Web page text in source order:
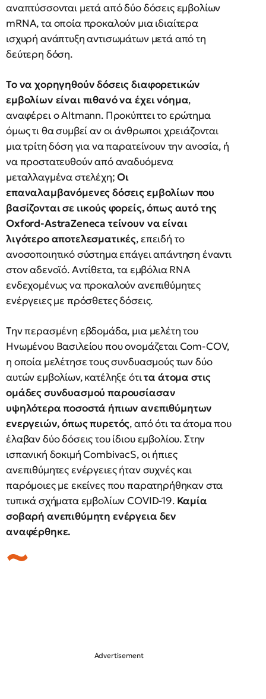
αναπτύσσονται μετά από δύο δόσεις εμβολίων
mRNA, τα οποία προκαλούν μια ιδιαίτερα
ισχυρή ανάπτυξη αντισωμάτων μετά από τη
δεύτερη δόση.
Το να χορηγηθούν δόσεις διαφορετικών
εμβολίων είναι πιθανό να έχει νόημα,
αναφέρει ο Altmann. Προκύπτει το ερώτημα
όμως τι θα συμβεί αν οι άνθρωποι χρειάζονται
μια τρίτη δόση για να παρατείνουν την ανοσία, ή
να προστατευθούν από αναδυόμενα
μεταλλαγμένα στελέχη;Οι
επαναλαμβανόμενες δόσεις εμβολίων που
βασίζονται σε ιικούς φορείς, όπως αυτό της
Oxford-AstraZeneca τείνουν να είναι
λιγότερο αποτελεσματικές, επειδή το
ανοσοποιητικό σύστημα επάγει απάντηση έναντι
στον αδενοϊό. Αντίθετα, τα εμβόλια RNA
ενδεχομένως να προκαλούν ανεπιθύμητες
ενέργειες με πρόσθετες δόσεις.
Tην περασμένη εβδομάδα, μια μελέτη του
Ηνωμένου Βασιλείου που ονομάζεται Com-COV,
η οποία μελέτησε τους συνδυασμούς των δύο
αυτών εμβολίων, κατέληξε ότιτα άτομα στις
ομάδες συνδυασμού παρουσίασαν
υψηλότερα ποσοστά ήπιων ανεπιθύμητων
ενεργειών, όπως πυρετός, από ότι τα άτομα που
έλαβαν δύο δόσεις του ίδιου εμβολίου. Στην
ισπανική δοκιμή CombivacS, οι ήπιες
ανεπιθύμητες ενέργειες ήταν συχνές και
παρόμοιες με εκείνες που παρατηρήθηκαν στα
τυπικά σχήματα εμβολίων COVID-19. Καμία
σοβαρή ανεπιθύμητη ενέργεια δεν
αναφέρθηκε.